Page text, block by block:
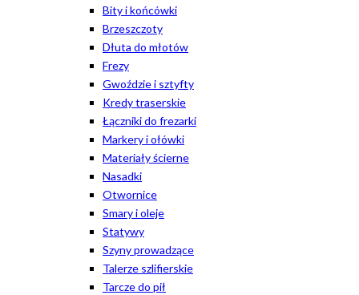
Bity i końcówki
Brzeszczoty
Dłuta do młotów
Frezy
Gwoździe i sztyfty
Kredy traserskie
Łączniki do frezarki
Markery i ołówki
Materiały ścierne
Nasadki
Otwornice
Smary i oleje
Statywy
Szyny prowadzące
Talerze szlifierskie
Tarcze do pił